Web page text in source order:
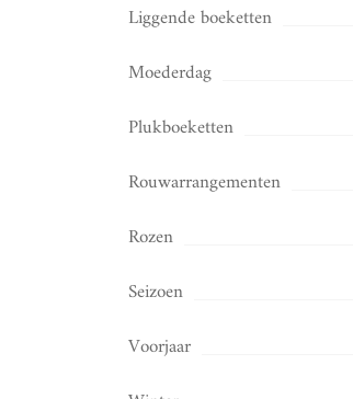
Liggende boeketten
Moederdag
Plukboeketten
Rouwarrangementen
Rozen
Seizoen
Voorjaar